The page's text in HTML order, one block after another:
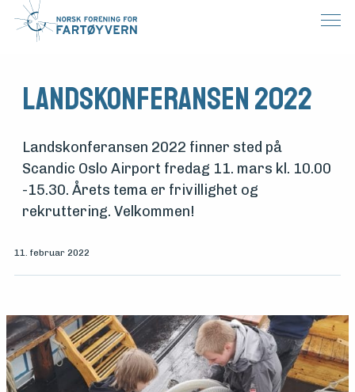
Landskonferansen 2022
Landskonferansen 2022 finner sted på
Scandic Oslo Airport fredag 11. mars kl. 10.00
-15.30. Årets tema er frivillighet og
rekruttering. Velkommen!
11. februar 2022